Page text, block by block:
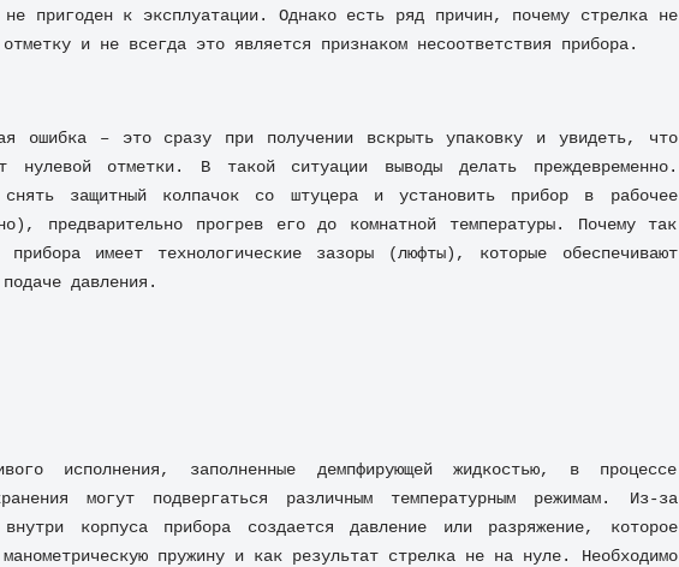
пригоден к эксплуатации. Однако есть ряд причин, почему стрелка не
и не всегда это является признаком несоответствия прибора.
ошибка – это сразу при получении вскрыть упаковку и увидеть, что
нулевой отметки. В такой ситуации выводы делать преждевременно.
снять защитный колпачок со штуцера и установить прибор в рабочее
предварительно прогрев его до комнатной температуры. Почему так
прибора имеет технологические зазоры (люфты), которые обеспечивают
давления.
исполнения, заполненные демпфирующей жидкостью, в процессе
могут подвергаться различным температурным режимам. Из-за
внутри корпуса прибора создается давление или разряжение, которое
пружину и как результат стрелка не на нуле. Необходимо